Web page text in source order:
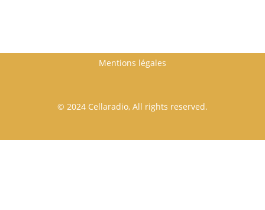
Footer menu
Mentions légales
© 2024 Cellaradio, All rights reserved.